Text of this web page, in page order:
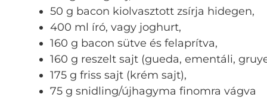
50 g bacon kiolvasztott zsírja hidegen,
400 ml író, vagy joghurt,
160 g bacon sütve és felaprítva,
160 g reszelt sajt (gueda, ementáli,
175 g friss sajt (krém sajt),
75 g snidling/újhagyma finomra vágva